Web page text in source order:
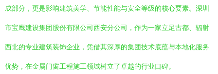
成部分，更是影响建筑美学、节能性能与安全等级的核心要素。深圳
市宝鹰建设集团股份有限公司西安分公司，作为一家立足古都、辐射
西北的专业建筑装饰企业，凭借其深厚的集团技术底蕴与本地化服务
优势，在金属门窗工程施工领域树立了卓越的行业口碑。